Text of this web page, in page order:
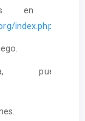
en
index.php/sth/
pueden